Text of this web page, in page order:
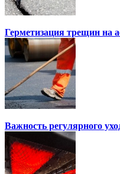
Герметизация трещин на
Важность регулярного